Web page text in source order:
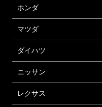
ホンダ
マツダ
ダイハツ
ニッサン
レクサス